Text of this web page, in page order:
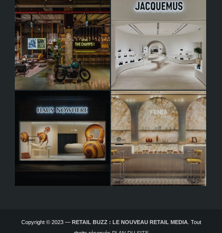
Copyright © 2023 — RETAIL BUZZ : LE NOUVEAU RETAIL MEDIA. Tout